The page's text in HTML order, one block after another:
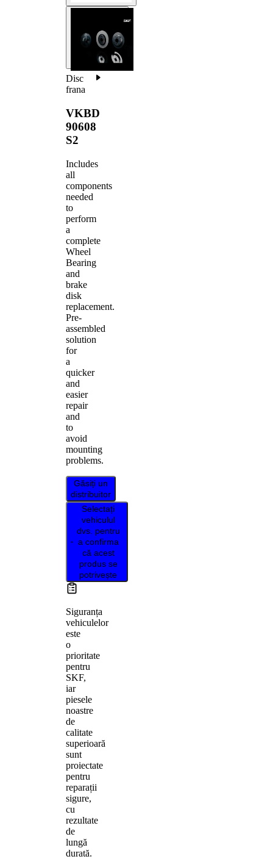
Disc
frana
VKBD
90608
S2
Includes
all
components
needed
to
perform
a
complete
Wheel
Bearing
and
brake
disk
replacement.
Pre-
assembled
solution
for
a
quicker
and
easier
repair
and
to
avoid
mounting
problems.
Găsiți un
distribuitor
Selectați
vehiculul
dvs. pentru
a confirma
că acest
produs se
potrivește
Siguranța
vehiculelor
este
o
prioritate
pentru
SKF,
iar
piesele
noastre
de
calitate
superioară
sunt
proiectate
pentru
reparații
sigure,
cu
rezultate
de
lungă
durată.